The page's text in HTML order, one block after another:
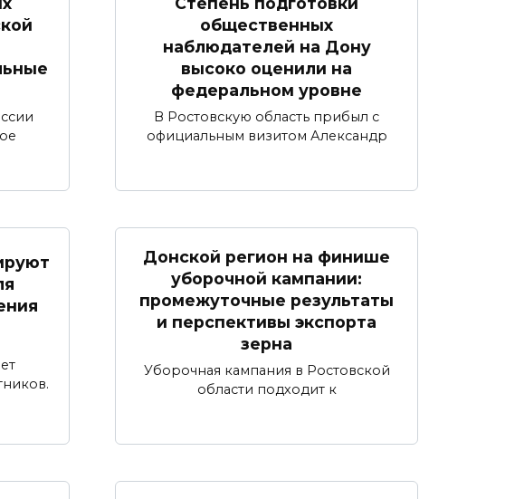
общественных
наблюдателей на Дону
высоко оценили на
федеральном уровне
В Ростовскую область прибыл с
официальным визитом Александр
Донской регион на финише
уборочной кампании:
промежуточные результаты
и перспективы экспорта
зерна
Уборочная кампания в Ростовской
области подходит к